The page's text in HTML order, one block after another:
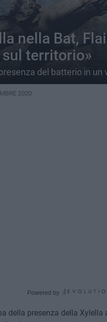
nella Bat,
territorio»
del batterio in un
2020
Powered by
della presenza della